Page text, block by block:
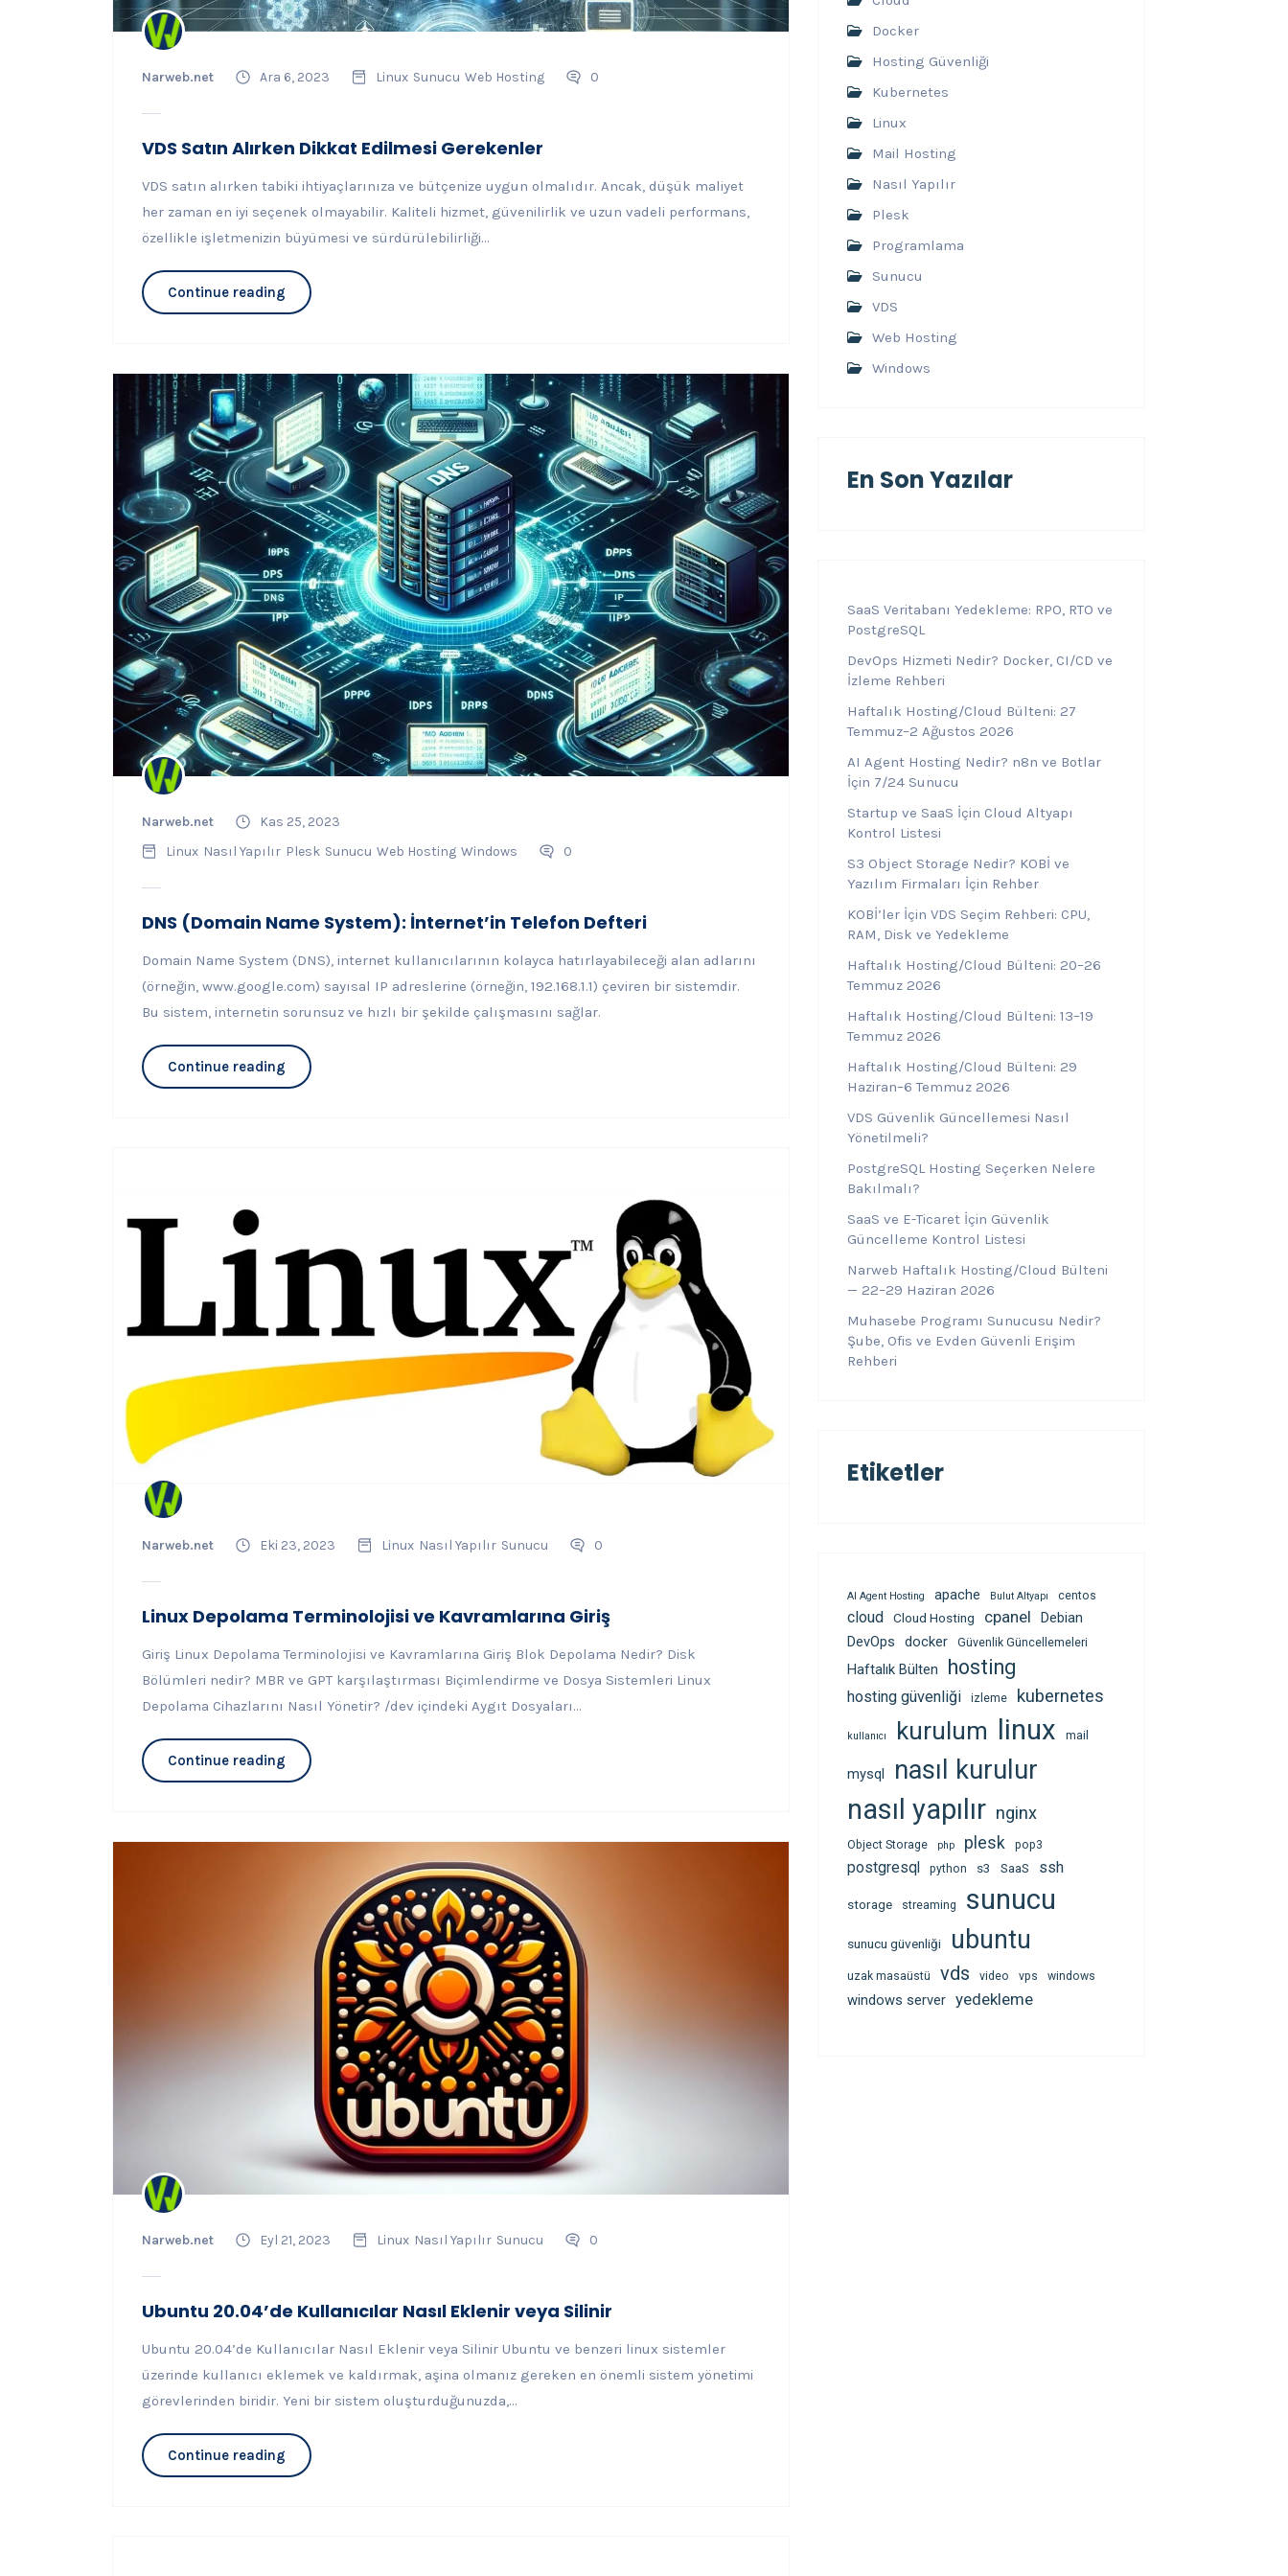
Narweb.net Ara 6, 2023 Linux Sunucu Web Hosting 0
VDS Satın Alırken Dikkat Edilmesi Gerekenler
VDS satın alırken tabiki ihtiyaçlarınıza ve bütçenize uygun olmalıdır. Ancak, düşük maliyet
her zaman en iyi seçenek olmayabilir. Kaliteli hizmet, güvenilirlik ve uzun vadeli performans,
özellikle işletmenizin büyümesi ve sürdürülebilirliği...
Continue reading
Narweb.net
Kas 25, 2023
Linux Nasıl Yapılır Plesk Sunucu Web Hosting Windows 0
DNS (Domain Name System): İnternet’in Telefon Defteri
Domain Name System (DNS), internet kullanıcılarının kolayca hatırlayabileceği alan adlarını
(örneğin, www.google.com) sayısal IP adreslerine (örneğin, 192.168.1.1) çeviren bir sistemdir.
Bu sistem, internetin sorunsuz ve hızlı bir şekilde çalışmasını sağlar.
Continue reading
Narweb.net Eki 23, 2023 Linux Nasıl Yapılır Sunucu 0
Linux Depolama Terminolojisi ve Kavramlarına Giriş
Giriş Linux Depolama Terminolojisi ve Kavramlarına Giriş Blok Depolama Nedir? Disk
Bölümleri nedir? MBR ve GPT karşılaştırması Biçimlendirme ve Dosya Sistemleri Linux
Depolama Cihazlarını Nasıl Yönetir? /dev içindeki Aygıt Dosyaları...
Continue reading
Narweb.net Eyl 21, 2023 Linux Nasıl Yapılır Sunucu 0
Ubuntu 20.04’de Kullanıcılar Nasıl Eklenir veya Silinir
Ubuntu 20.04’de Kullanıcılar Nasıl Eklenir veya Silinir Ubuntu ve benzeri linux sistemler
üzerinde kullanıcı eklemek ve kaldırmak, aşina olmanız gereken en önemli sistem yönetimi
görevlerinden biridir. Yeni bir sistem oluşturduğunuzda,...
Continue reading
Docker
Hosting Güvenliği
Kubernetes
Linux
Mail Hosting
Nasıl Yapılır
Plesk
Programlama
Sunucu
VDS
Web Hosting
Windows
En Son Yazılar
SaaS Veritabanı Yedekleme: RPO, RTO ve
PostgreSQL
DevOps Hizmeti Nedir? Docker, CI/CD ve
İzleme Rehberi
Haftalık Hosting/Cloud Bülteni: 27
Temmuz–2 Ağustos 2026
AI Agent Hosting Nedir? n8n ve Botlar
İçin 7/24 Sunucu
Startup ve SaaS İçin Cloud Altyapı
Kontrol Listesi
S3 Object Storage Nedir? KOBİ ve
Yazılım Firmaları İçin Rehber
KOBİ’ler İçin VDS Seçim Rehberi: CPU,
RAM, Disk ve Yedekleme
Haftalık Hosting/Cloud Bülteni: 20–26
Temmuz 2026
Haftalık Hosting/Cloud Bülteni: 13–19
Temmuz 2026
Haftalık Hosting/Cloud Bülteni: 29
Haziran–6 Temmuz 2026
VDS Güvenlik Güncellemesi Nasıl
Yönetilmeli?
PostgreSQL Hosting Seçerken Nelere
Bakılmalı?
SaaS ve E-Ticaret İçin Güvenlik
Güncelleme Kontrol Listesi
Narweb Haftalık Hosting/Cloud Bülteni
— 22–29 Haziran 2026
Muhasebe Programı Sunucusu Nedir?
Şube, Ofis ve Evden Güvenli Erişim
Rehberi
Etiketler
AI Agent Hosting apache Bulut Altyapı centos
cloud Cloud Hosting cpanel
Debian
DevOps
docker Güvenlik Güncellemeleri
Haftalık Bülten hosting
hosting güvenliği izleme kubernetes
kullanıcı kurulum linux mail
mysql nasıl kurulur
nasıl yapılır nginx
Object Storage php plesk pop3
postgresql python s3 SaaS ssh
storage streaming sunucu
sunucu güvenliği ubuntu
uzak masaüstü vds video vps windows
windows server yedekleme